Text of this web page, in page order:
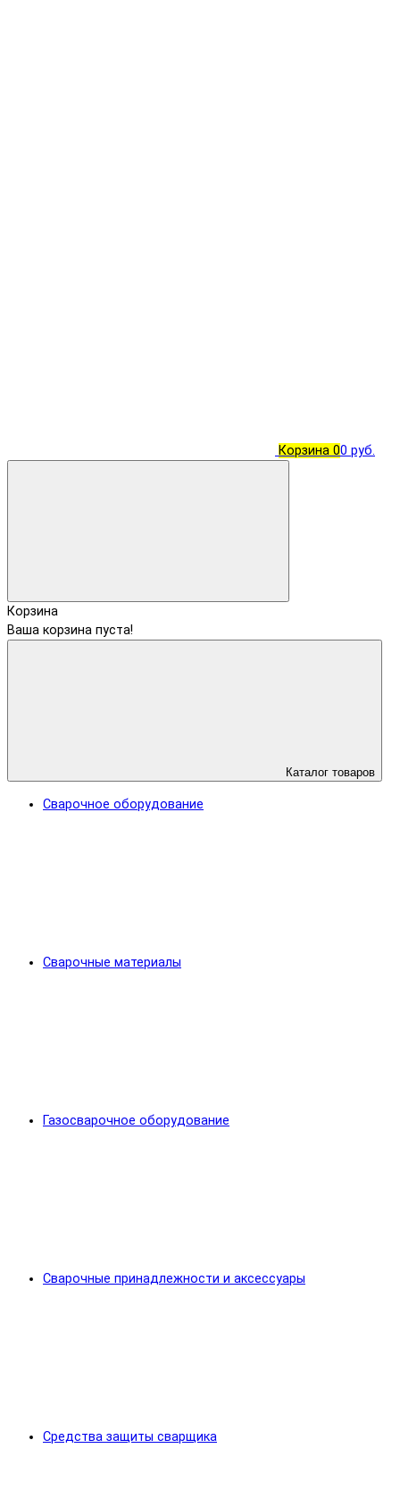
Корзина 00 руб.
Корзина
Ваша корзина пуста!
Каталог товаров
Сварочное оборудование
Сварочные материалы
Газосварочное оборудование
Сварочные принадлежности и аксессуары
Средства защиты сварщика